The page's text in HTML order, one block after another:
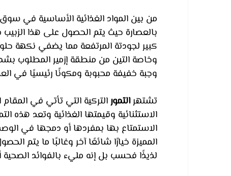
من بين المواد الغذائية الأساسية في
بالعصارة حيث يتم الحصول على هذا
كبير لجودتة المرتفعة مما يضفي نكهة
وخاصة التين من منطقة إزمير المطلوب
وجبة خفيفة محبوبة ومكونًا رئيسيًا في
تشتهر التمور التركية التي تأتي في
الاستثنائية وقيمتها الغذائية وتعد هذه
الاستمتاع بها بمفردها أو دمجها في
المميزة خيارًا شائعًا آخر وغالبًا ما يتم
لذيذًا فحسب بل إنه مليء بالفوائد الصحية